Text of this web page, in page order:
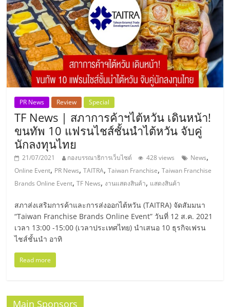
แฟ
รน
ไชส์,
รวม
แฟ
รน
ไชส์
ขาย
แฟ
รน
PR News Review Special
TF News | สภาการค้าฯไต้หวัน เดินหน้า!
ขนทัพ 10 แฟรนไชส์ชั้นนำไต้หวัน จับคู่
นักลงทุนไทย
21/07/2021 กองบรรณาธิการเว็บไซต์ 428 views News,
Online Event, PR News,TAITRA,Taiwan Franchise,Taiwan Franchise
Brands Online Event,TF News, งานแสดงสินค้า, แสดงสินค้า
สภาส่งเสริมการค้าและการส่งออกไต้หวัน (TAITRA) จัดสัมมนา
“Taiwan Franchise Brands Online Event” วันที่ 12 ส.ค. 2021
เวลา 13:00 -15:00 (เวลาประเทศไทย) นำเสนอ 10 ธุรกิจเฟรน
ไชส์ชั้นนำ อาทิ
Read more
Main Sponsors